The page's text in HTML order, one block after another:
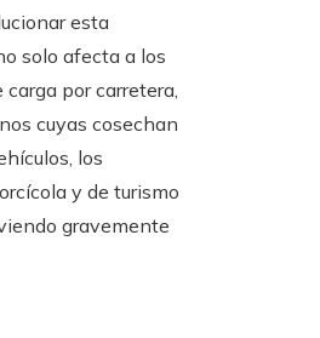
esta
solo afecta a los
por carretera,
cuyas cosechan
los
y de turismo
gravemente